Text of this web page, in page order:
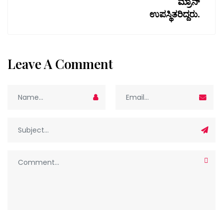
ಉಪಸ್ಥಿತರಿದ್ದರು.
Leave A Comment